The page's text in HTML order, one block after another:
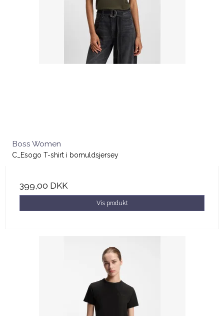
Boss Women
C_Esogo T-shirt i bomuldsjersey
399,00 DKK
Vis produkt